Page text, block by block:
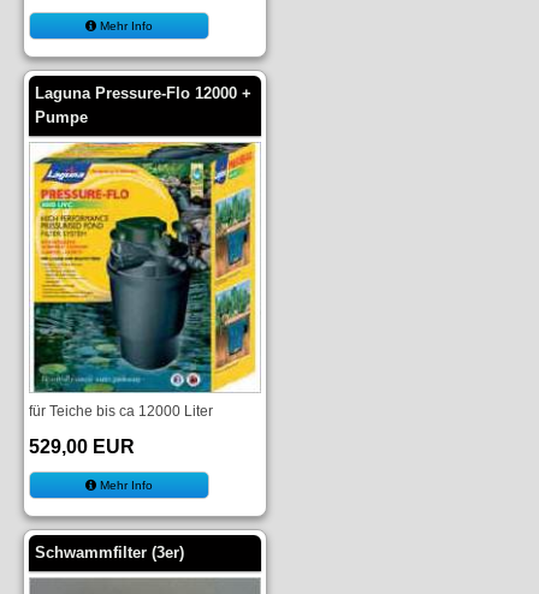
Mehr Info
Laguna Pressure-Flo 12000 +
Pumpe
für Teiche bis ca 12000 Liter
529,00 EUR
Mehr Info
Schwammfilter (3er)